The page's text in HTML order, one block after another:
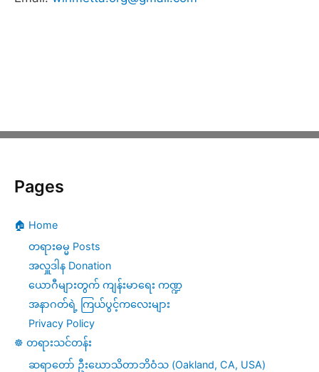
Pages
🏠 Home
တရားဓမ္မ Posts
အလှူဒါန Donation
ယောဂီများတွက် ကျန်းမာရေး ကဏ္ဍ
အနာဂတ်ရဲ့ ကြယ်ပွင့်ကလေးများ
Privacy Policy
☸️ တရားသင်တန်း
ဆရာတော် ဦးဃောသိတာဘိဝံသ (Oakland, CA, USA)